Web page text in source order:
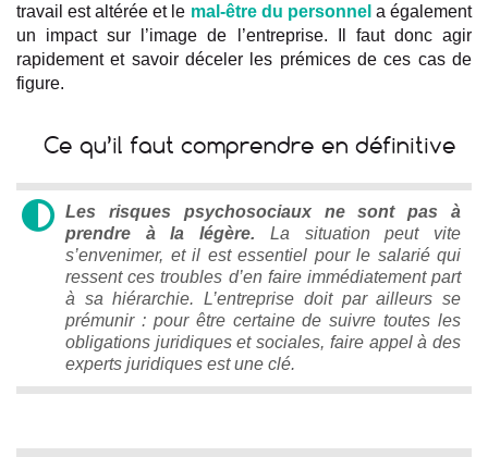
travail est altérée et le mal-être du personnel a également
un impact sur l’image de l’entreprise. Il faut donc agir
rapidement et savoir déceler les prémices de ces cas de
figure.
Ce qu’il faut comprendre en définitive
Les risques psychosociaux ne sont pas à
prendre à la légère. La situation peut vite
s’envenimer, et il est essentiel pour le salarié qui
ressent ces troubles d’en faire immédiatement part
à sa hiérarchie. L’entreprise doit par ailleurs se
prémunir : pour être certaine de suivre toutes les
obligations juridiques et sociales, faire appel à des
experts juridiques est une clé.